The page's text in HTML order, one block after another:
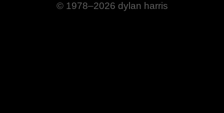
© 1978–2026 dylan harris